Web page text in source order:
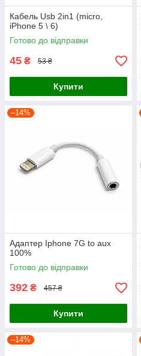
Кабель Usb 2in1 (micro,
iPhone 5 \ 6)
Готово до відправки
45 ₴ 53 ₴
Купити
–14%
Адаптер Iphone 7G to aux
100%
Готово до відправки
392 ₴ 457 ₴
Купити
–14%